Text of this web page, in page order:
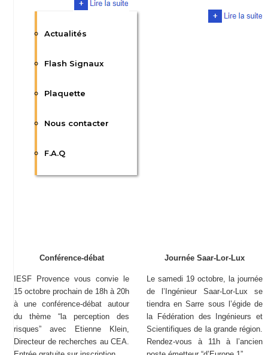
Actualités
Flash Signaux
Plaquette
Nous contacter
F.A.Q
Conférence-débat
IESF Provence vous convie le
15 octobre prochain de 18h à 20h
à une conférence-débat autour
du thème “la perception des
risques” avec Etienne Klein,
Directeur de recherches au CEA.
Journée Saar-Lor-Lux
Le samedi 19 octobre, la journée
de l’Ingénieur Saar-Lor-Lux se
tiendra en Sarre sous l’égide de
la Fédération des Ingénieurs et
Scientifiques de la grande région.
Rendez-vous à 11h à l’ancien